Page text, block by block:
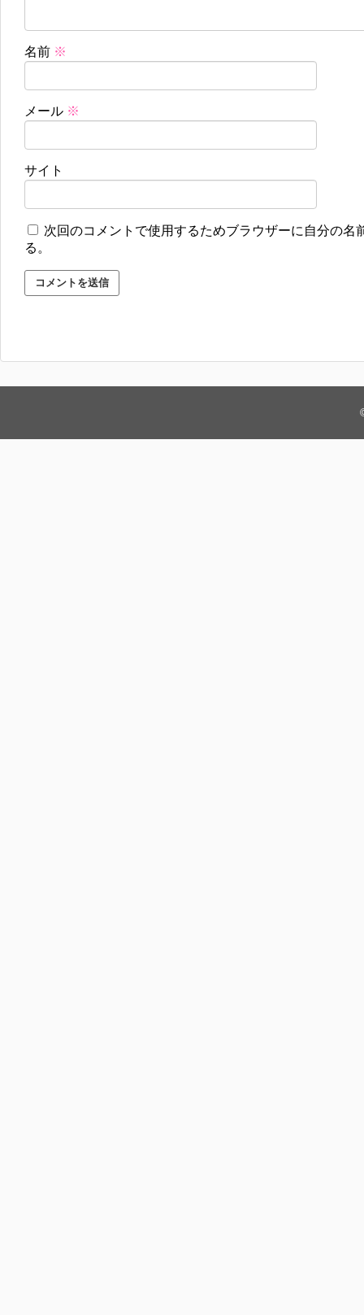
名前 ※
メール ※
サイト
次回のコメントで使用するためブラウザーに自分の名
る。